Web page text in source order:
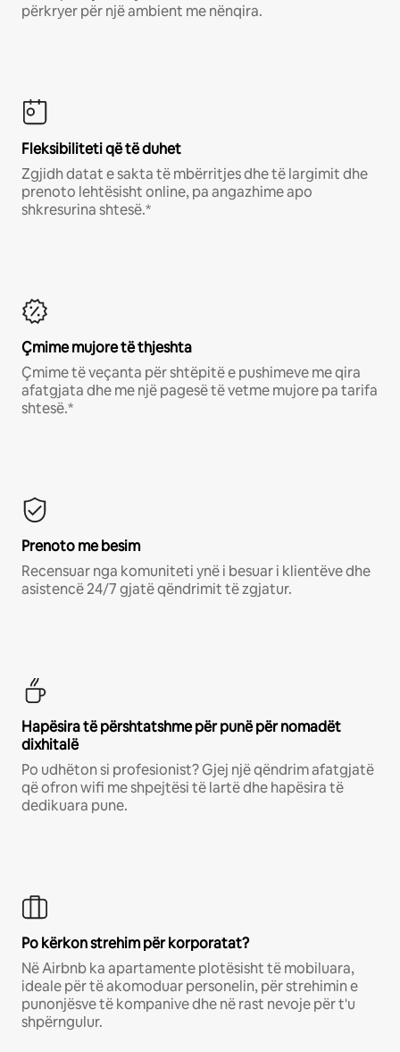
përkryer për një ambient me nënqira.
Fleksibiliteti që të duhet
Zgjidh datat e sakta të mbërritjes dhe të largimit dhe
prenoto lehtësisht online, pa angazhime apo
shkresurina shtesë.*
Çmime mujore të thjeshta
Çmime të veçanta për shtëpitë e pushimeve me qira
afatgjata dhe me një pagesë të vetme mujore pa tarifa
shtesë.*
Prenoto me besim
Recensuar nga komuniteti ynë i besuar i klientëve dhe
asistencë 24/7 gjatë qëndrimit të zgjatur.
Hapësira të përshtatshme për punë për nomadët
dixhitalë
Po udhëton si profesionist? Gjej një qëndrim afatgjatë
që ofron wifi me shpejtësi të lartë dhe hapësira të
dedikuara pune.
Po kërkon strehim për korporatat?
Në Airbnb ka apartamente plotësisht të mobiluara,
ideale për të akomoduar personelin, për strehimin e
punonjësve të kompanive dhe në rast nevoje për t'u
shpërngulur.